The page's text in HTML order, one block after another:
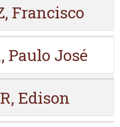
Francisco
Paulo José
Edison